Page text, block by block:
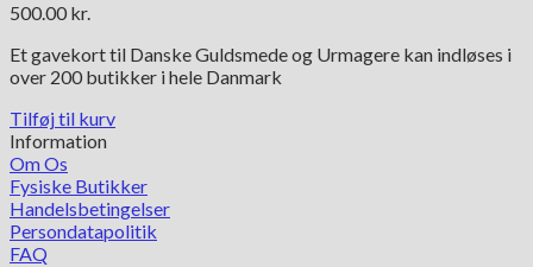
500.00 kr.
Et gavekort til Danske Guldsmede og Urmagere kan indløses i
over 200 butikker i hele Danmark
Tilføj til kurv
Information
Om Os
Fysiske Butikker
Handelsbetingelser
Persondatapolitik
FAQ